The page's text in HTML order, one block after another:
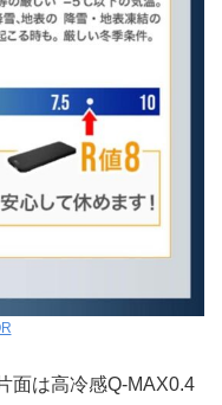
面は高冷感Q-MAX0.4